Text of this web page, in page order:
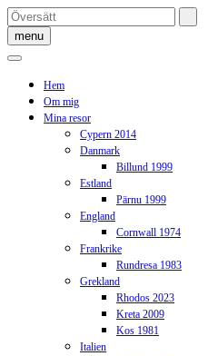
Skip
to
content
menu
Hem
Om mig
Mina resor
Cypern 2014
Danmark
Billund 1999
Estland
Pärnu 1999
England
Cornwall 1974
Frankrike
Rundresa 1983
Grekland
Rhodos 2023
Kreta 2009
Kos 1981
Italien